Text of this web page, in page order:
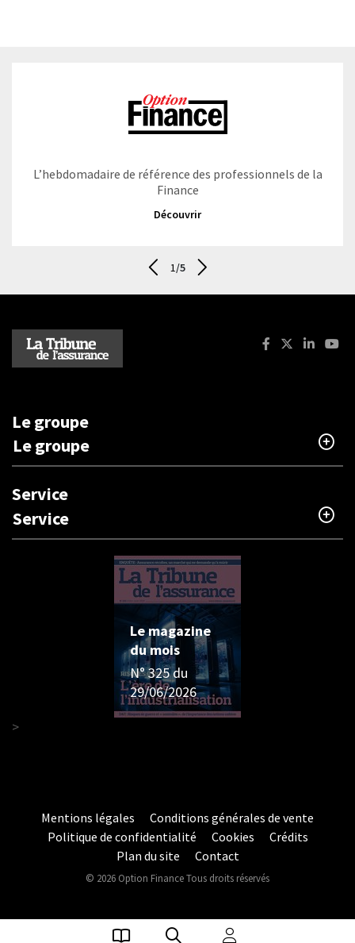
L’hebdomadaire de référence des professionnels de la
Finance
Découvrir
1/5
Facebook : La
X
Le groupe
Le groupe
Service
Service
Le magazine
du mois
N° 325 du
29/06/2026
>
Mentions légales
Conditions générales de vente
Politique de confidentialité
Cookies
Crédits
Plan du site
Contact
© 2026 Option Finance Tous droits réservés